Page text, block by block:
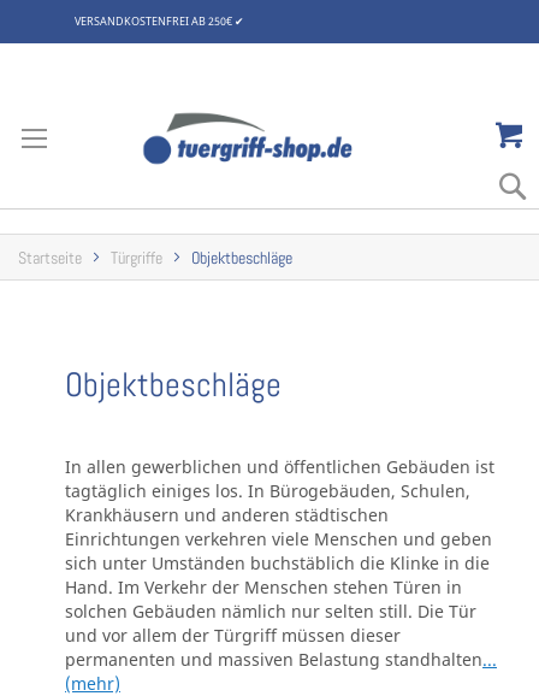
VERSANDKOSTENFREI AB 250€ ✔
springen
Startseite Türgriffe Objektbeschläge
Objektbeschläge
In allen gewerblichen und öffentlichen Gebäuden ist
tagtäglich einiges los. In Bürogebäuden, Schulen,
Krankhäusern und anderen städtischen
Einrichtungen verkehren viele Menschen und geben
sich unter Umständen buchstäblich die Klinke in die
Hand. Im Verkehr der Menschen stehen Türen in
solchen Gebäuden nämlich nur selten still. Die Tür
und vor allem der Türgriff müssen dieser
permanenten und massiven Belastung standhalten...
(mehr)